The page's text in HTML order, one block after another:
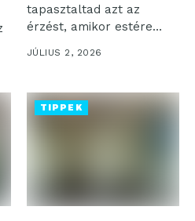
tapasztaltad azt az
érzést, amikor estére
minden energiád...
JÚLIUS 2, 2026
TIPPEK